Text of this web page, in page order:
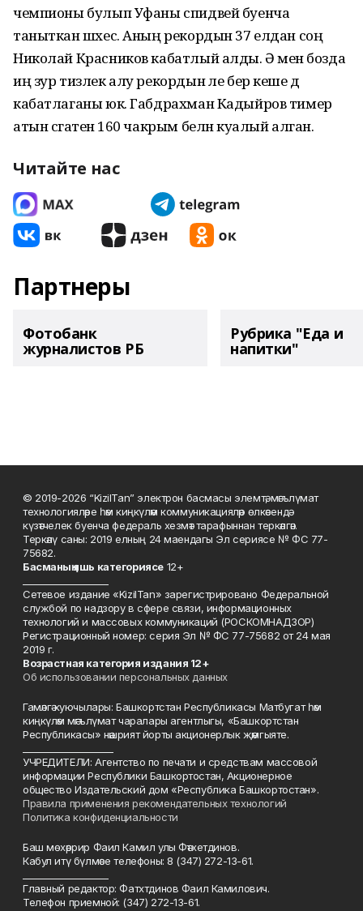
чемпионы булып Уфаны спидвей буенча
таныткан шәхес. Аның рекордын 37 елдан соң
Николай Красников кабатлый алды. Ә менә бозда
иң зур тизлек алу рекордын әле бер кеше дә
кабатлаганы юк. Габдрахман Кадыйров тимер
атын сәгатенә 160 чакрым белән куалый алган.
Читайте нас
Партнеры
Фотобанк
журналистов РБ
Рубрика "Еда и
напитки"
© 2019-2026 “KizilTan” электрон басмасы элемтә, мәгълүмат
технологияләре һәм киңкүләм коммуникацияләр өлкәсендә
күзәтчелек буенча федераль хезмәт тарафыннан теркәлгән.
Теркәлү саны: 2019 елның 24 маендагы Эл сериясе № ФС 77-
75682.
Басманың яшь категориясе12+
Сетевое издание «KizilTan» зарегистрировано Федеральной
службой по надзору в сфере связи, информационных
технологий и массовых коммуникаций (РОСКОМНАДЗОР)
Регистрационный номер: серия Эл № ФС 77-75682 от 24 мая
2019 г.
Возрастная категория издания 12+
Об использовании персональных данных
Гамәлгә куючылары: Башкортстан Республикасы Матбугат һәм
киңкүләм мәгълүмат чаралары агентлыгы, «Башкортстан
Республикасы» нәшрият йорты акционерлык җәмгыяте.
УЧРЕДИТЕЛИ: Агентство по печати и средствам массовой
информации Республики Башкортостан, Акционерное
общество Издательский дом «Республика Башкортостан».
Правила применения рекомендательных технологий
Политика конфиденциальности
Баш мөхәррир Фаил Камил улы Фәтхетдинов.
Кабул итү бүлмәсе телефоны: 8 (347) 272-13-61.
Главный редактор: Фатхтдинов Фаил Камилович.
Телефон приемной: (347) 272-13-61.